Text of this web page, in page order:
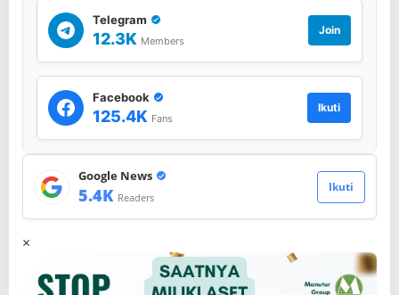
Telegram
12.3K Members
Join
Facebook
125.4K Fans
Ikuti
Google News
5.4K Readers
Ikuti
×